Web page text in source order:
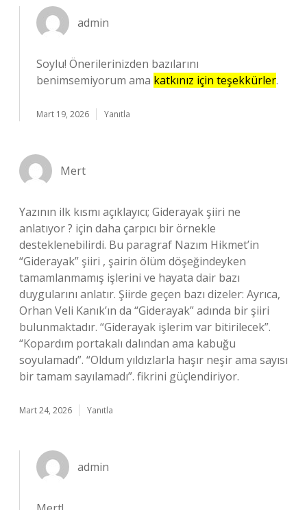
admin
Soylu! Önerilerinizden bazılarını
benimsemiyorum ama katkınız için teşekkürler.
Mart 19, 2026 Yanıtla
Mert
Yazının ilk kısmı açıklayıcı; Giderayak şiiri ne
anlatıyor ? için daha çarpıcı bir örnekle
desteklenebilirdi. Bu paragraf Nazım Hikmet’in
“Giderayak” şiiri , şairin ölüm döşeğindeyken
tamamlanmamış işlerini ve hayata dair bazı
duygularını anlatır. Şiirde geçen bazı dizeler: Ayrıca,
Orhan Veli Kanık’ın da “Giderayak” adında bir şiiri
bulunmaktadır. “Giderayak işlerim var bitirilecek”.
“Kopardım portakalı dalından ama kabuğu
soyulamadı”. “Oldum yıldızlarla haşır neşir ama sayısı
bir tamam sayılamadı”. fikrini güçlendiriyor.
Mart 24, 2026 Yanıtla
admin